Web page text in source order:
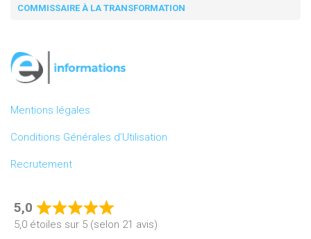
COMMISSAIRE À LA TRANSFORMATION
Mentions légales
Conditions Générales d’Utilisation
Recrutement
5,0
Rated
5,0
5,0 étoiles sur 5 (selon 21 avis)